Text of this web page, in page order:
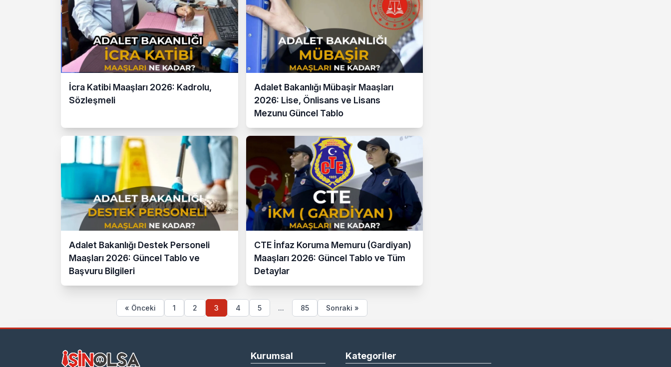
İcra Katibi Maaşları 2026: Kadrolu,
Sözleşmeli
Adalet Bakanlığı Mübaşir Maaşları
2026: Lise, Önlisans ve Lisans
Mezunu Güncel Tablo
Adalet Bakanlığı Destek Personeli
Maaşları 2026: Güncel Tablo ve
Başvuru Bilgileri
CTE İnfaz Koruma Memuru (Gardiyan)
Maaşları 2026: Güncel Tablo ve Tüm
Detaylar
« Önceki 1 2 3 4 5 ... 85 Sonraki »
Kurumsal Kategoriler